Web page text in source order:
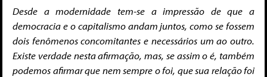
Desde a modernidade tem-se a impressão de que a
democracia e o capitalismo andam juntos, como se fossem
dois fenômenos concomitantes e necessários um ao outro.
Existe verdade nesta afirmação, mas, se assim o é, também
podemos afirmarque nem sempre o foi, que sua relação foi